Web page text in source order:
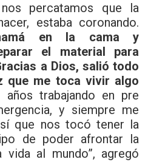
percatamos que la
estaba coronando.
en la cama y
el material para
a Dios, salió todo
que me toca vivir algo
trabajando en pre
y siempre me
que nos tocó tener la
de poder afrontar la
al mundo”, agregó